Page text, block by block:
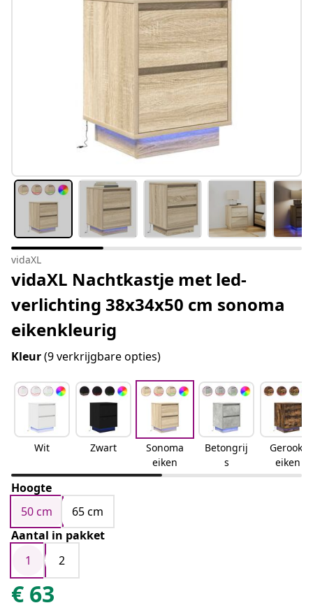
vidaXL
vidaXL Nachtkastje met led-
verlichting 38x34x50 cm sonoma
eikenkleurig
Kleur(9 verkrijgbare opties)
Wit Zwart
Sonoma
eiken
Betongrij
s
Gerookt
eiken
Hoogte
50 cm
65 cm
Aantal in pakket
1
2
€ 63